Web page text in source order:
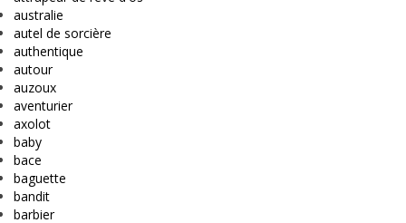
australie
autel de sorcière
authentique
autour
auzoux
aventurier
axolot
baby
bace
baguette
bandit
barbier